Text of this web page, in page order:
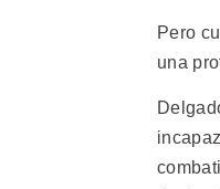
Pero
una